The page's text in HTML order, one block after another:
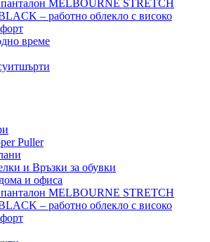
време
Puller
и Връзки за обувки
и офиса